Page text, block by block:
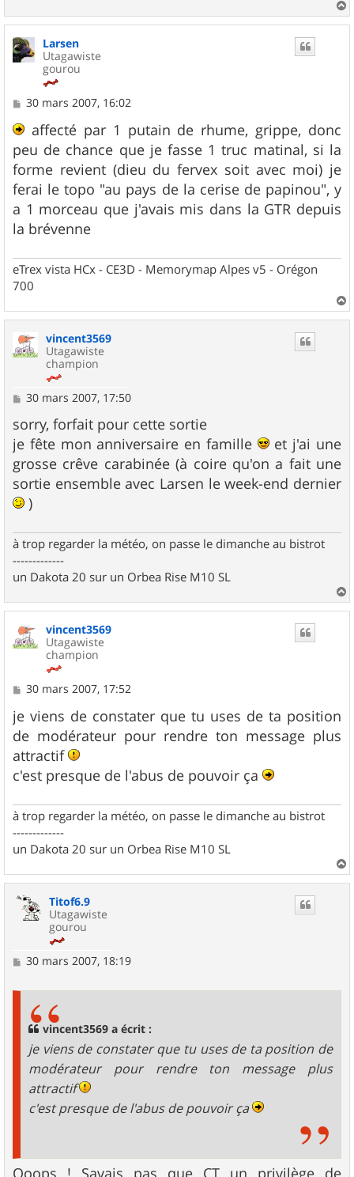
a
Larsen
Utagawiste
gourou
M
s
a
g
e
30 mars 2007, 16:02
affecté par 1 putain de rhume, grippe, donc
peu de chance que je fasse 1 truc matinal, si la
forme revient (dieu du fervex soit avec moi) je
ferai le topo "au pays de la cerise de papinou", y
a 1 morceau que j'avais mis dans la GTR depuis
la brévenne
eTrex vista HCx - CE3D - Memorymap Alpes v5 - Orégon
700
a
vincent3569
Utagawiste
champion
M
s
s
a
g
e
30 mars 2007, 17:50
sorry, forfait pour cette sortie
je fête mon anniversaire en famille
et j'ai une
grosse crêve carabinée (à coire qu'on a fait une
sortie ensemble avec Larsen le week-end dernier
)
à trop regarder la météo, on passe le dimanche au bistrot
-------------
un Dakota 20 sur un Orbea Rise M10 SL
a
vincent3569
Utagawiste
champion
M
s
s
a
g
e
30 mars 2007, 17:52
je viens de constater que tu uses de ta position
de modérateur pour rendre ton message plus
attractif
c'est presque de l'abus de pouvoir ça
à trop regarder la météo, on passe le dimanche au bistrot
-------------
un Dakota 20 sur un Orbea Rise M10 SL
a
Titof6.9
Utagawiste
gourou
M
30 mars 2007, 18:19
vincent3569 a écrit :
je viens de constater que tu uses de ta position de
modérateur pour rendre ton message plus
attractif
c'est presque de l'abus de pouvoir ça